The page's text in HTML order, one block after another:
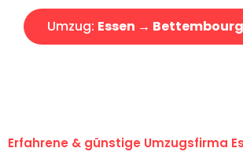
Umzug: Essen → Bettembourg
Erfahrene & günstige Umzugsfirma